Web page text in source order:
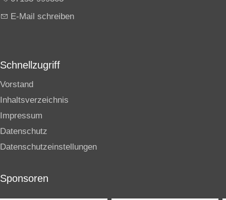
E-Mail schreiben
Schnellzugriff
Vorstand
Inhaltsverzeichnis
Impressum
Datenschutz
Datenschutzeinstellungen
Sponsoren